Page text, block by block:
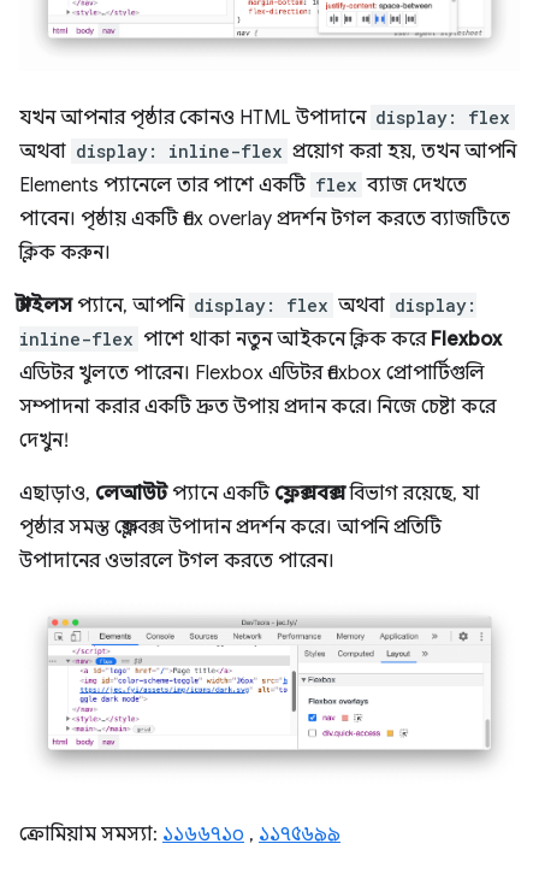
যখন আপনার পৃষ্ঠার কোনও HTML উপাদানে display: flex
অথবা display: inline-flex প্রয়োগ করা হয়, তখন আপনি
Elements প্যানেলে তার পাশে একটি flex ব্যাজ দেখতে
পাবেন। পৃষ্ঠায় একটি flex overlay প্রদর্শন টগল করতে ব্যাজটিতে
ক্লিক করুন।
স্টাইলসপ্যানে, আপনি display: flex অথবা display:
inline-flex পাশে থাকা নতুন আইকনে ক্লিক করে Flexbox
এডিটর খুলতে পারেন। Flexbox এডিটর flexbox প্রোপার্টিগুলি
সম্পাদনা করার একটি দ্রুত উপায় প্রদান করে। নিজে চেষ্টা করে
দেখুন!
এছাড়াও, লেআউটপ্যানে একটি ফ্লেক্সবক্সবিভাগ রয়েছে, যা
পৃষ্ঠার সমস্ত ফ্লেক্সবক্স উপাদান প্রদর্শন করে। আপনি প্রতিটি
উপাদানের ওভারলে টগল করতে পারেন।
ক্রোমিয়াম সমস্যা: ১১৬৬৭১০ , ১১৭৫৬৯৯